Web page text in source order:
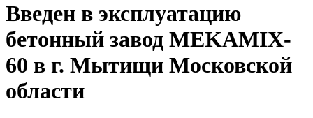
Введен в эксплуатацию
бетонный завод MEKAMIX-
60 в г. Мытищи Московской
области